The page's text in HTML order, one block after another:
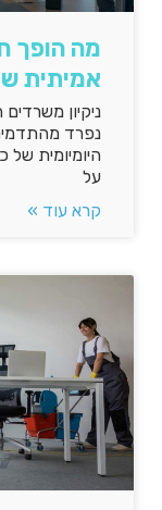
מה הופך
אמיתית
ניקיון
נפרד
היומיומית
על
קרא עוד »